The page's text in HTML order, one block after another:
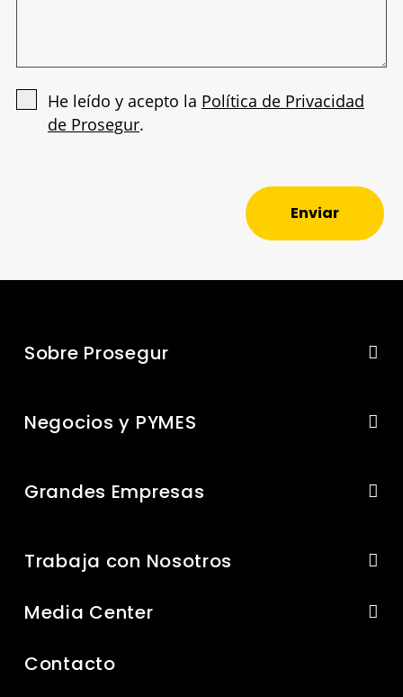
He leído y acepto la Política de Privacidad
de Prosegur.
Enviar
Sobre Prosegur
Negocios y PYMES
Grandes Empresas
Trabaja con Nosotros
Media Center
Contacto